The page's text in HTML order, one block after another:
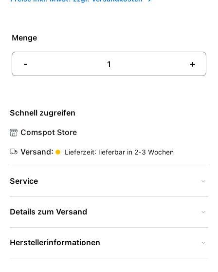
Menge
- +
Schnell zugreifen
Comspot Store
Versand: Lieferzeit: lieferbar in 2-3 Wochen
Service
Details zum Versand
Herstellerinformationen